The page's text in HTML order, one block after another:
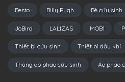
Besto Billy Pugh Bè cứu sinh
JoBird LALIZAS MOB1
Thiết bị cứu sinh Thiết bị dầu khí
Thùng áo phao cứu sinh Áo phao